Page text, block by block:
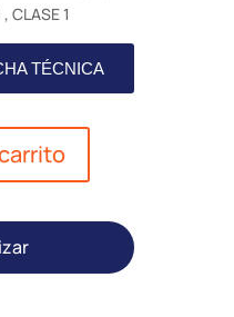
CLASE 1
TÉCNICA